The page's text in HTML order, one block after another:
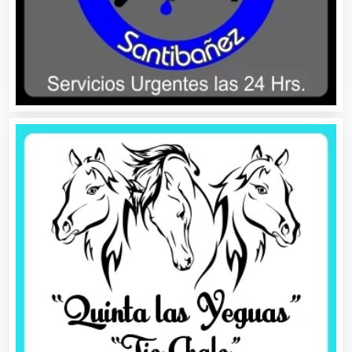
Automóviles Nuevos y Usados
Autopartes Eléctricas
Avaluos
Balnearios
Bancos
Banquetes